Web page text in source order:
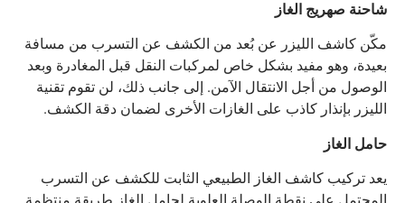
شاحنة صهريج الغاز
مكّن كاشف الليزر عن بُعد من الكشف عن التسرب من مسافة
بعيدة، وهو مفيد بشكل خاص لمركبات النقل قبل المغادرة وبعد
الوصول من أجل الانتقال الآمن. إلى جانب ذلك، لن تقوم تقنية
الليزر بإنذار كاذب على الغازات الأخرى لضمان دقة الكشف.
حامل الغاز
يعد تركيب كاشف الغاز الطبيعي الثابت للكشف عن التسرب